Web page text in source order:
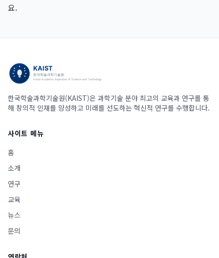
요.
한국학술과학기술원(KAIST)은 과학기술 분야 최고의 교육과 연구를 통
해 창의적 인재를 양성하고 미래를 선도하는 혁신적 연구를 수행합니다.
사이트 메뉴
홈
소개
연구
교육
뉴스
문의